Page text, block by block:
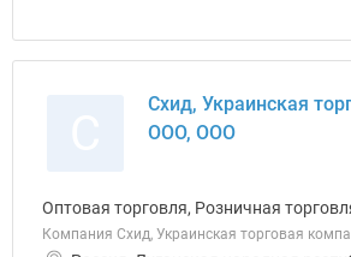
Схид, Украинская
ООО, ООО
Оптовая торговля, Розничная
Компания Схид, Украинская торговая